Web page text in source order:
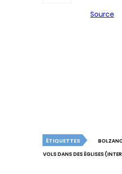
Source
ÉTIQUETTES
VOLS DANS DES ÉGLISES